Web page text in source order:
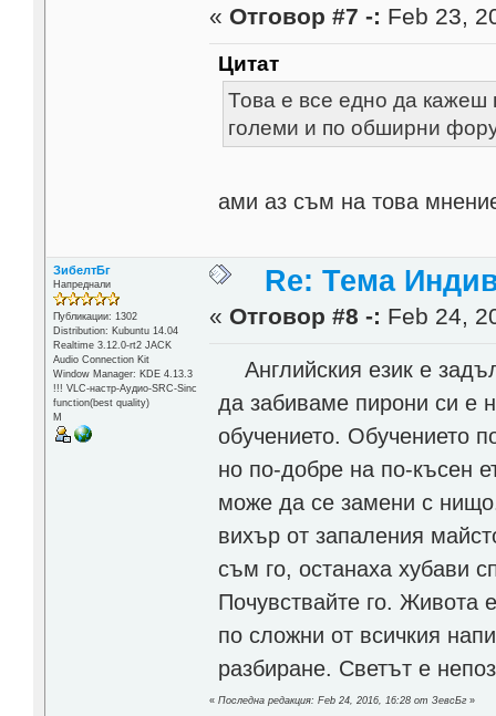
« Отговор #7 -: Feb 23,
Цитат
Това е все едно да
големи и по обширни
ами аз съм на това
ЗибелтБг
Напреднали
Публикации: 1302
Distribution: Kubuntu 14.04
Realtime 3.12.0-rt2 JACK
Audio Connection Kit
Window Manager: KDE 4.13.3
!!! VLC-настр-Аудио-SRC-Sinc
function(best quality)
М
Re: Тема
« Отговор #8 -: Feb 24,
Английския език е
да забиваме пирони си е
обучението. Обучението
но по-добре на по-късен
може да се замени с
вихър от запаления
съм го, останаха хубави
Почувствайте го. Живота
по сложни от всичкия
разбиране. Светът е
«Последна редакция: Feb 24, 2016, 16:28 от ЗевсБг»